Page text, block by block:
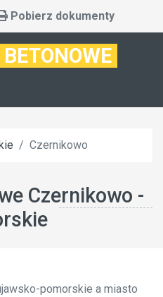
Pobierz dokumenty
Czernikowo
Czernikowo -
pomorskie a miasto